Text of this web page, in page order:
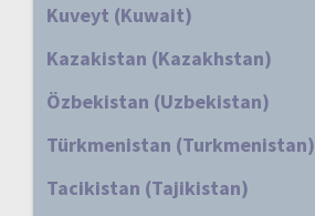
Kuveyt (Kuwait)
Kazakistan (Kazakhstan)
Özbekistan (Uzbekistan)
Türkmenistan (Turkmenistan)
Tacikistan (Tajikistan)